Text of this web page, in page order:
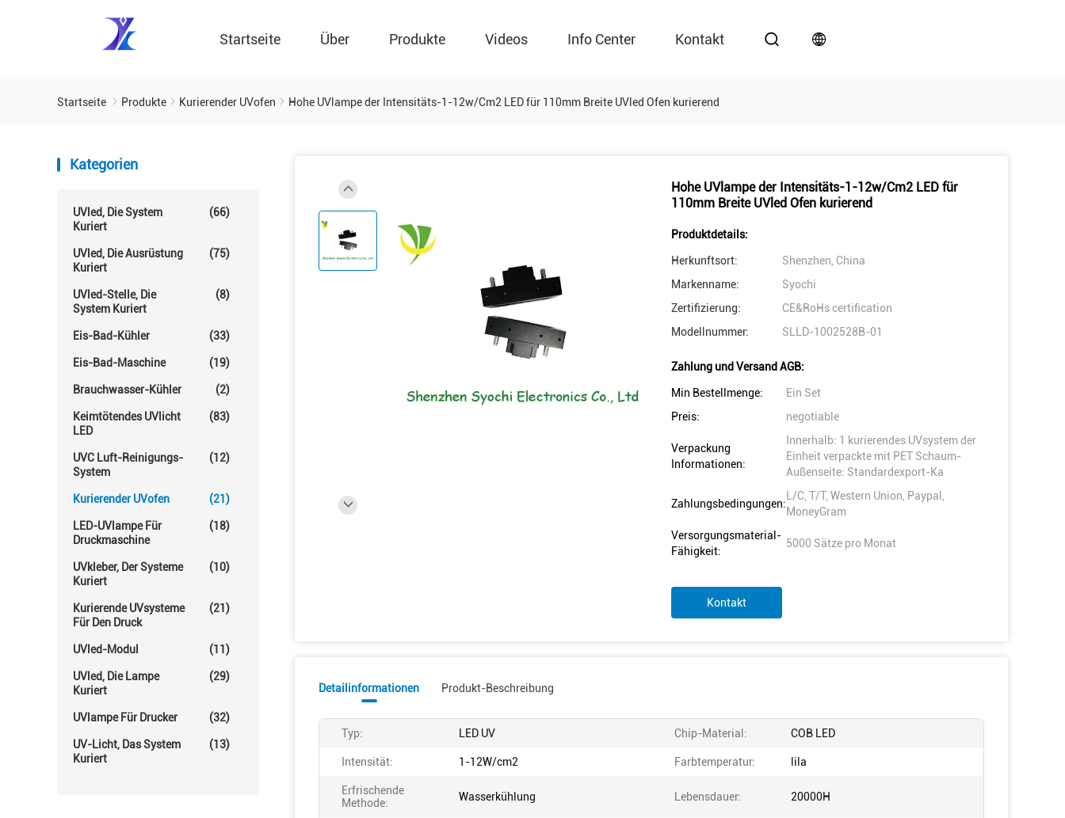
Startseite Über Produkte Videos Info Center Kontakt
Startseite Produkte Kurierender UVofen Hohe UVlampe der Intensitäts-1-12w/Cm2 LED für 110mm Breite UVled Ofen kurierend
Kategorien
UVled, Die System
Kuriert
(66)
UVled, Die Ausrüstung
Kuriert
(75)
UVled-Stelle, Die
System Kuriert
(8)
Eis-Bad-Kühler (33)
Eis-Bad-Maschine (19)
Brauchwasser-Kühler (2)
Keimtötendes UVlicht
LED
(83)
UVC Luft-Reinigungs-
System
(12)
Kurierender UVofen (21)
LED-UVlampe Für
Druckmaschine
(18)
UVkleber, Der Systeme
Kuriert
(10)
Kurierende UVsysteme
Für Den Druck
(21)
UVled-Modul (11)
UVled, Die Lampe
Kuriert
(29)
UVlampe Für Drucker (32)
UV-Licht, Das System
Kuriert
(13)
Hohe UVlampe der Intensitäts-1-12w/Cm2 LED für
110mm Breite UVled Ofen kurierend
Produktdetails:
Herkunftsort:
Shenzhen, China
Markenname:
Syochi
Zertifizierung:
CE&RoHs certification
Modellnummer:
SLLD-1002528B-01
Zahlung und Versand AGB:
Min Bestellmenge:
Ein Set
Preis:
negotiable
Verpackung
Informationen:
Innerhalb: 1 kurierendes UVsystem der
Einheit verpackte mit PET Schaum-
Außenseite: Standardexport-Ka
Zahlungsbedingungen:
L/C, T/T, Western Union, Paypal,
MoneyGram
Versorgungsmaterial-
Fähigkeit:
5000 Sätze pro Monat
Kontakt
Detailinformationen Produkt-Beschreibung
Typ: LED UV Chip-Material: COB LED
Intensität: 1-12W/cm2 Farbtemperatur: lila
Erfrischende
Methode:
Wasserkühlung Lebensdauer: 20000H